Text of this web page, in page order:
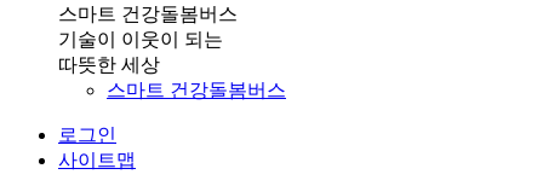
스마트 건강돌봄버스
기술이 이웃이 되는
따뜻한 세상
스마트 건강돌봄버스
로그인
사이트맵